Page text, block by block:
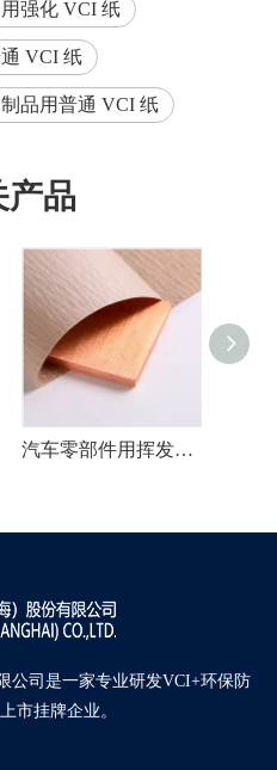
强化 VCI 纸
VCI 纸
品用普通 VCI 纸
产品
汽车零部件用挥发性缓蚀剂绉纱VCI纸
公司是一家专业研发VCI+环保防
市挂牌企业。